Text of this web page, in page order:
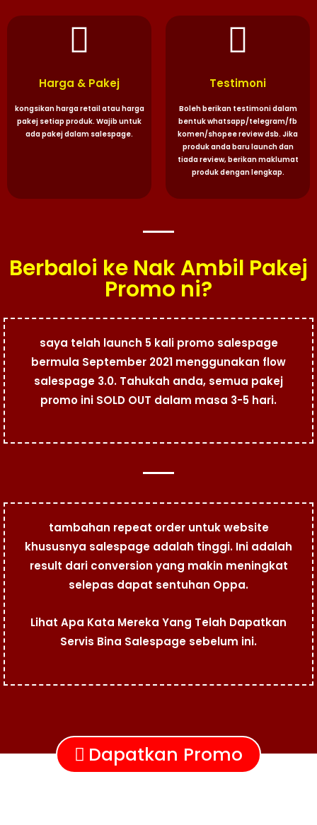
Harga & Pakej
kongsikan harga retail atau harga
pakej setiap produk. Wajib untuk
ada pakej dalam salespage.
Testimoni
Boleh berikan testimoni dalam
bentuk whatsapp/telegram/fb
komen/shopee review dsb. Jika
produk anda baru launch dan
tiada review, berikan maklumat
produk dengan lengkap.
Berbaloi ke Nak Ambil Pakej
Promo ni?
saya telah launch 5 kali promo salespage
bermula September 2021 menggunakan flow
salespage 3.0. Tahukah anda, semua pakej
promo ini SOLD OUT dalam masa 3-5 hari.
tambahan repeat order untuk website
khususnya salespage adalah tinggi. Ini adalah
result dari conversion yang makin meningkat
selepas dapat sentuhan Oppa.
Lihat Apa Kata Mereka Yang Telah Dapatkan
Servis Bina Salespage sebelum ini.
Dapatkan Promo